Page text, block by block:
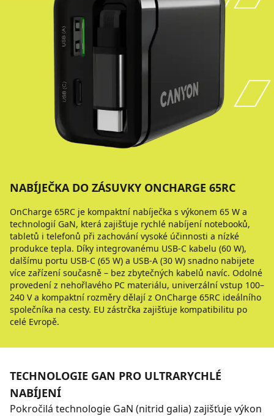
NABÍJEČKA DO ZÁSUVKY ONCHARGE 65RC
OnCharge 65RC je kompaktní nabíječka s výkonem 65 W a
technologií GaN, která zajišťuje rychlé nabíjení notebooků,
tabletů i telefonů při zachování vysoké účinnosti a nízké
produkce tepla. Díky integrovanému USB-C kabelu (60 W),
dalšímu portu USB-C (65 W) a USB-A (30 W) snadno nabijete
více zařízení současně – bez zbytečných kabelů navíc. Odolné
provedení z nehořlavého PC materiálu, univerzální vstup 100–
240 V a kompaktní rozměry dělají z OnCharge 65RC ideálního
společníka na cesty. EU zástrčka zajišťuje kompatibilitu po
celé Evropě.
TECHNOLOGIE GAN PRO ULTRARYCHLÉ
NABÍJENÍ
Pokročilá technologie GaN (nitrid galia) zajišťuje výkon